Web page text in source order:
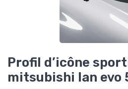
Profil d’icône
mitsubishi lan evo